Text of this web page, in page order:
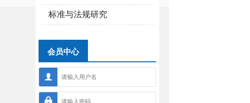
标准与法规研究
会员中心